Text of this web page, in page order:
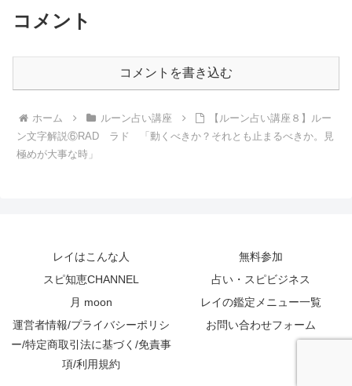
コメント
コメントを書き込む
ホーム ルーン占い講座
【ルーン占い講座８】ルー
ン文字解説⑥RAD ラド 「動くべきか？それとも止まるべきか。見
極めが大事な時」
レイはこんな人
無料参加
スピ知恵CHANNEL
占い・スピビジネス
月 moon
レイの鑑定メニュー一覧
運営者情報/プライバシーポリシ
ー/特定商取引法に基づく/免責事
項/利用規約
お問い合わせフォーム